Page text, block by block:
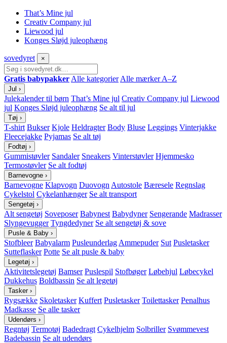
That’s Mine jul
Creativ Company jul
Liewood jul
Konges Sløjd juleophæng
sovedyret ×
Gratis babypakker Alle kategorier Alle mærker A–Z
Jul ›
Julekalender til børn That’s Mine jul Creativ Company jul Liewood
jul Konges Sløjd juleophæng Se alt til jul
Tøj ›
T-shirt Bukser Kjole Heldragter Body Bluse Leggings Vinterjakke
Fleecejakke Pyjamas Se alt tøj
Fodtøj ›
Gummistøvler Sandaler Sneakers Vinterstøvler Hjemmesko
Termostøvler Se alt fodtøj
Barnevogne ›
Barnevogne Klapvogn Duovogn Autostole Bæresele Regnslag
Cykelstol Cykelanhænger Se alt transport
Sengetøj ›
Alt sengetøj Soveposer Babynest Babydyner Sengerande Madrasser
Slyngevugger Tyngdedyner Se alt sengetøj & sove
Pusle & Baby ›
Stofbleer Babyalarm Pusleunderlag Ammepuder Sut Pusletasker
Sutteflasker Potte Se alt pusle & baby
Legetøj ›
Aktivitetslegetøj Bamser Puslespil Stofbøger Løbehjul Løbecykel
Dukkehus Boldbassin Se alt legetøj
Tasker ›
Rygsække Skoletasker Kuffert Pusletasker Toilettasker Penalhus
Madkasse Se alle tasker
Udendørs ›
Regntøj Termotøj Badedragt Cykelhjelm Solbriller Svømmevest
Badebassin Se alt udendørs